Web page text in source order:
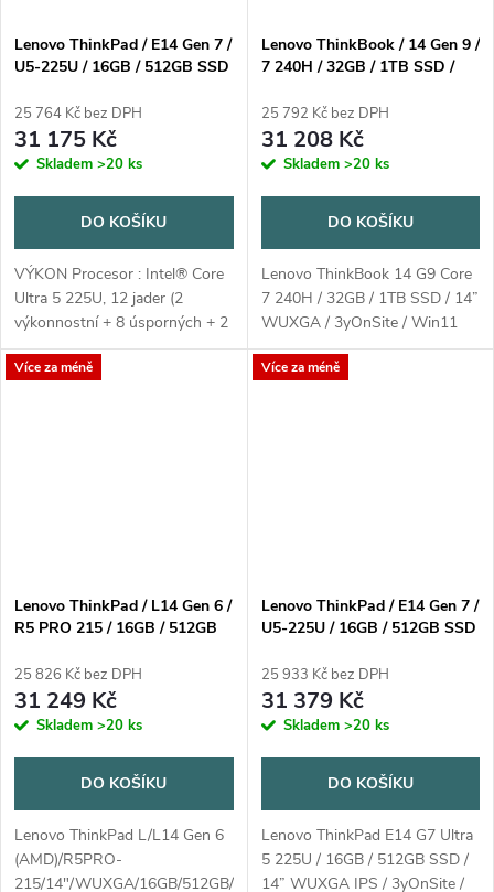
Lenovo ThinkPad / E14 Gen 7 /
U5-225U / 16GB / 512GB SSD
Home / 3Y Onsite / černá
25 764 Kč bez DPH
31 175 Kč
Skladem >20 ks
DO KOŠÍKU
VÝKON Procesor : Intel® Core
Ultra 5 225U, 12 jader (2
výkonnostní + 8 úsporných + 2
nízkoenergetické) / 14 vláken,
Max Turbo až 4,8 GHz, 12MB
Lenovo ThinkBook / 14 Gen 9 /
7 240H / 32GB / 1TB SSD /
Win11 Pro / šedá
25 792 Kč bez DPH
31 208 Kč
Skladem >20 ks
DO KOŠÍKU
Lenovo ThinkBook 14 G9 Core
7 240H / 32GB / 1TB SSD / 14”
WUXGA / 3yOnSite / Win11
Pro / šedá
Více za méně
Lenovo ThinkPad / L14 Gen 6 /
R5 PRO 215 / 16GB / 512GB
Pro / 3Y Onsite / černá
25 826 Kč bez DPH
31 249 Kč
Skladem >20 ks
DO KOŠÍKU
Lenovo ThinkPad L/L14 Gen 6
(AMD)/R5PRO-
215/14"/WUXGA/16GB/512GB/AMD
Více za méně
Lenovo ThinkPad / E14 Gen 7 /
U5-225U / 16GB / 512GB SSD
/ 3YR Onsite / černá
25 933 Kč bez DPH
31 379 Kč
Skladem >20 ks
DO KOŠÍKU
Lenovo ThinkPad E14 G7 Ultra
5 225U / 16GB / 512GB SSD /
14” WUXGA IPS / 3yOnSite /